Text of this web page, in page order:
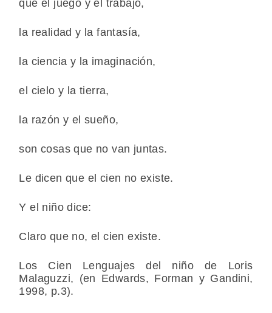
que el juego y el trabajo,
la realidad y la fantasía,
la ciencia y la imaginación,
el cielo y la tierra,
la razón y el sueño,
son cosas que no van juntas.
Le dicen que el cien no existe.
Y el niño dice:
Claro que no, el cien existe.
Los Cien Lenguajes del niño de Loris
Malaguzzi, (en Edwards, Forman y Gandini,
1998, p.3).